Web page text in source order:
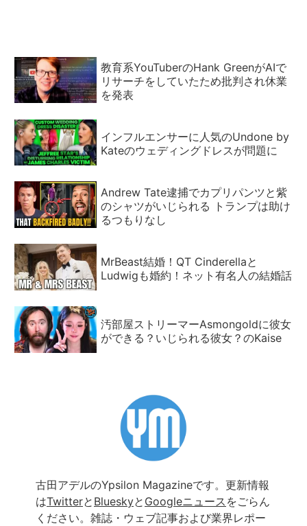
教育系YouTuberのHank GreenがAIで
リサーチをしていたため批判され休業
を発表
インフルエンサーに人気のUndone by
Kateのウェディングドレスが問題に
Andrew Tate逮捕でカプリパンツと紫
のシャツがいじられる トランプは助け
るつもりなし
MrBeast結婚！QT Cinderellaと
Ludwigも婚約！ネット有名人の結婚話
汚部屋ストリーマーAsmongoldに彼女
ができる？いじられる彼女？のKaise
古田アデルのYpsilon Magazineです。更新情報
はTwitterと Blueskyと Googleニュース をごらん
ください。雑誌・ウェブ記事および業界レポー